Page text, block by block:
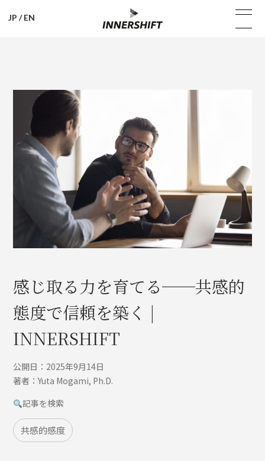
JP /EN
感じ取る力を育てる──共感的
態度で信頼を築く |
INNERSHIFT
公開日：2025年9月14日
著者：Yuta Mogami, Ph.D.
記事を検索
共感的感度